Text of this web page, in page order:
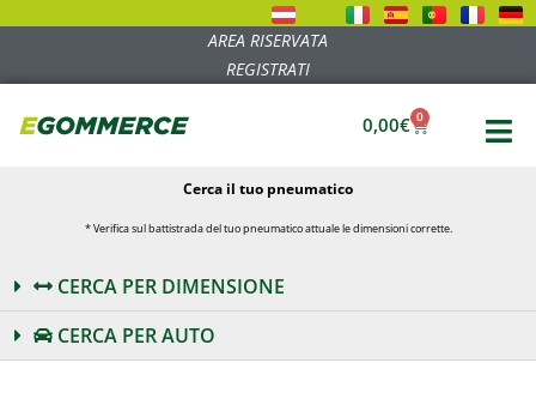
AREA RISERVATA
REGISTRATI
0,00€ 0
Cerca il tuo pneumatico
* Verifica sul battistrada del tuo pneumatico attuale le dimensioni corrette.
CERCA PER DIMENSIONE
CERCA PER AUTO